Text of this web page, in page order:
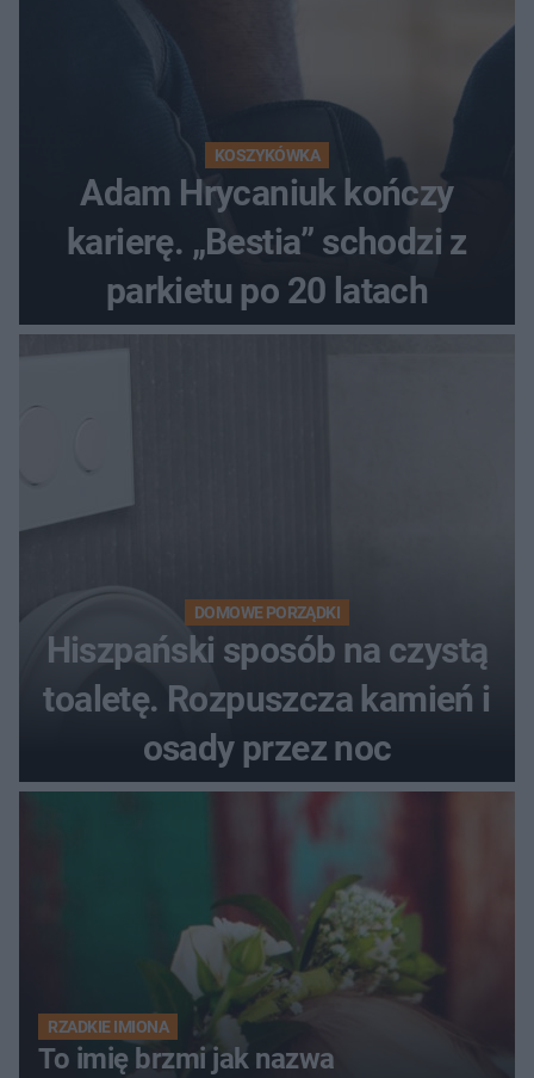
KOSZYKÓWKA
Adam Hrycaniuk kończy
karierę. „Bestia” schodzi z
parkietu po 20 latach
DOMOWE PORZĄDKI
Hiszpański sposób na czystą
toaletę. Rozpuszcza kamień i
osady przez noc
RZADKIE IMIONA
To imię brzmi jak nazwa